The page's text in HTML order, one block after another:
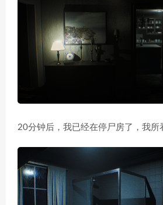
20分钟后，我已经在停尸房了，我所